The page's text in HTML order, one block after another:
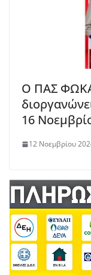
Ο ΠΑΣ
16
12 Νοεμβρίου